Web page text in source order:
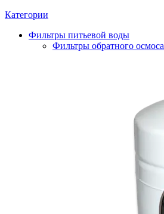
Категории
Фильтры питьевой воды
Фильтры обратного осмоса